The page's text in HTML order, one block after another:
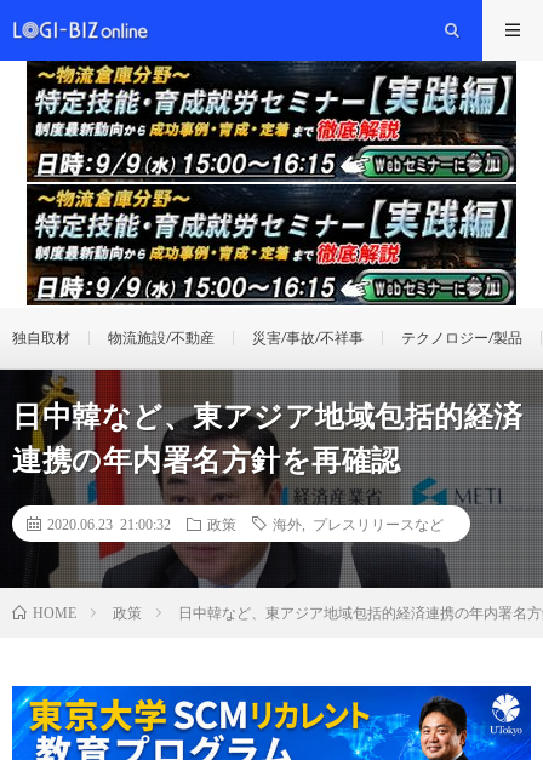
独自取材 物流施設/不動産 災害/事故/不祥事 テクノロジー/製品
日中韓など、東アジア地域包括的経済
連携の年内署名方針を再確認
2020.06.23 21:00:32 政策 海外 プレスリリースなど
HOME 政策 日中韓など、東アジア地域包括的経済連携の年内署名